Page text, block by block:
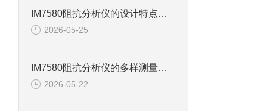
IM7580阻抗分析仪的设计特点与技术优势
2026-05-25
IM7580阻抗分析仪的多样测量模式与应用
2026-05-22